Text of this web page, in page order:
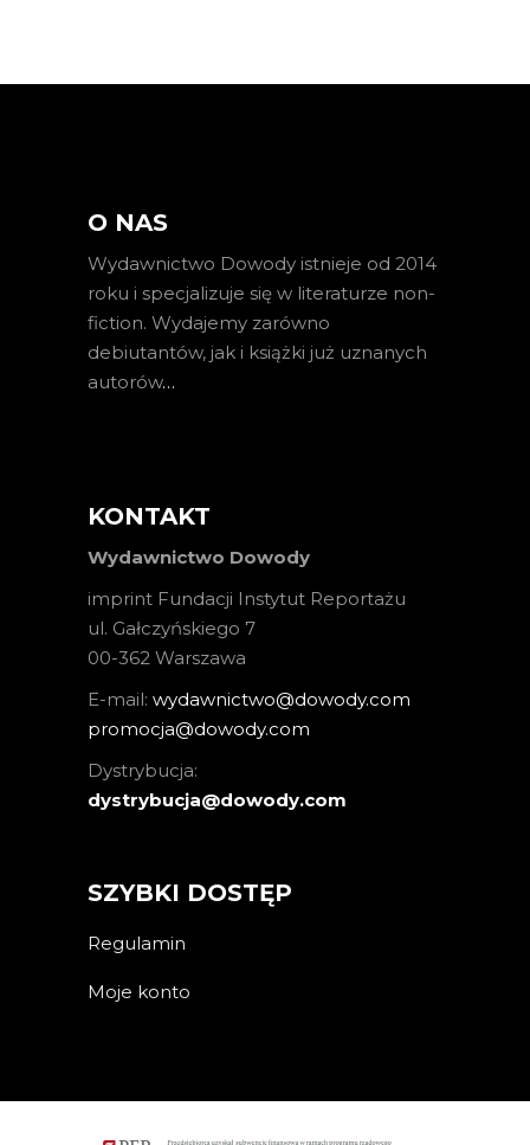
O NAS
Wydawnictwo Dowody istnieje od 2014
roku i specjalizuje się w literaturze non-
fiction. Wydajemy zarówno
debiutantów, jak i książki już uznanych
autorów…
KONTAKT
Wydawnictwo Dowody
imprint Fundacji Instytut Reportażu
ul. Gałczyńskiego 7
00-362 Warszawa
E-mail: wydawnictwo@dowody.com
promocja@dowody.com
Dystrybucja:
dystrybucja@dowody.com
SZYBKI DOSTĘP
Regulamin
Moje konto